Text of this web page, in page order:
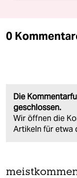
0
Die
geschlossen.
Wir öffnen die
Artikeln für etwa